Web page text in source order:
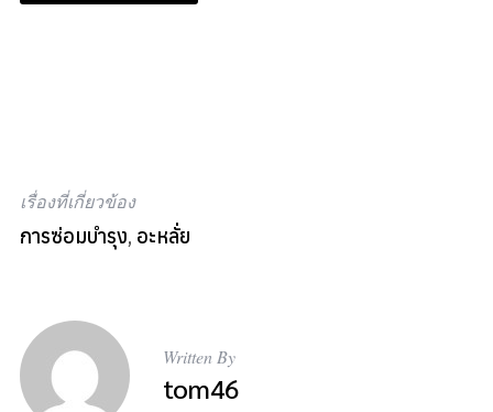
เรื่องที่เกี่ยวข้อง
การซ่อมบำรุง, อะหลั่ย
Written By
tom46